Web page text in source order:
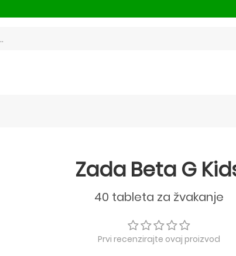
Zada Beta G
40 tableta za žvakanje
Prvi recenzirajte ovaj proizvod